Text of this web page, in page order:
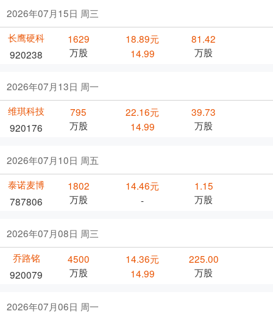
2026年07月15日 周三
长鹰硬科
920238
1629
万股
18.89元
14.99
81.42
万股
2026年07月13日 周一
维琪科技
920176
795
万股
22.16元
14.99
39.73
万股
2026年07月10日 周五
泰诺麦博
787806
1802
万股
14.46元
-
1.15
万股
2026年07月08日 周三
乔路铭
920079
4500
万股
14.36元
14.99
225.00
万股
2026年07月06日 周一